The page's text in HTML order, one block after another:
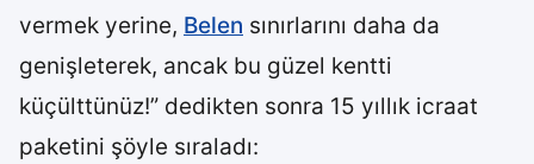
vermek yerine, Belen sınırlarını daha da
genişleterek, ancak bu güzel kentti
küçülttünüz!” dedikten sonra 15 yıllık icraat
paketini şöyle sıraladı: